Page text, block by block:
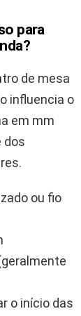
para
de mesa
influencia o
em mm
dos
ou fio
o início das